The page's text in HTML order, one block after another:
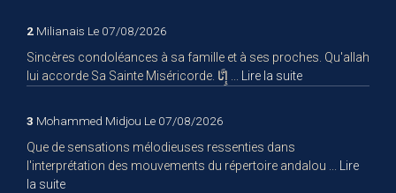
2 Milianais Le 07/08/2026
Sincères condoléances à sa famille et à ses proches. Qu'allah
lui accorde Sa Sainte Miséricorde. إِنَّا ... Lire la suite
3 Mohammed Midjou Le 07/08/2026
Que de sensations mélodieuses ressenties dans
l'interprétation des mouvements du répertoire andalou ... Lire
la suite